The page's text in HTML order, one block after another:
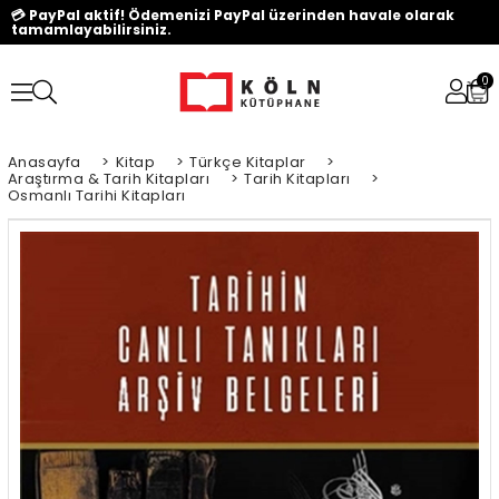
💳 PayPal aktif! Ödemenizi PayPal üzerinden havale olarak
tamamlayabilirsiniz.
0
Anasayfa > Kitap > Türkçe Kitaplar >
Araştırma & Tarih Kitapları > Tarih Kitapları >
Osmanlı Tarihi Kitapları